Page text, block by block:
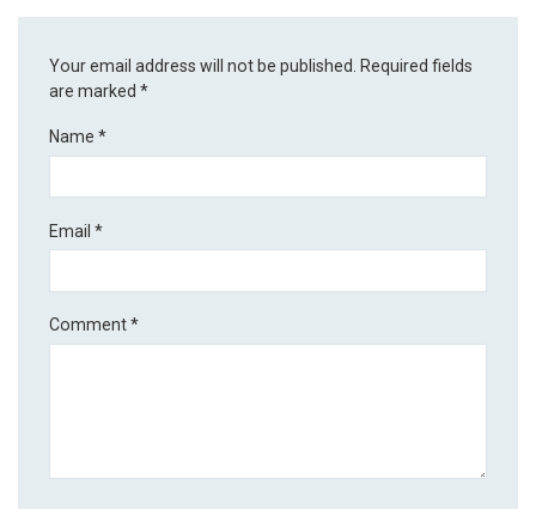
Your email address will not be published.
Required fields
are marked*
Name*
Email*
Comment*